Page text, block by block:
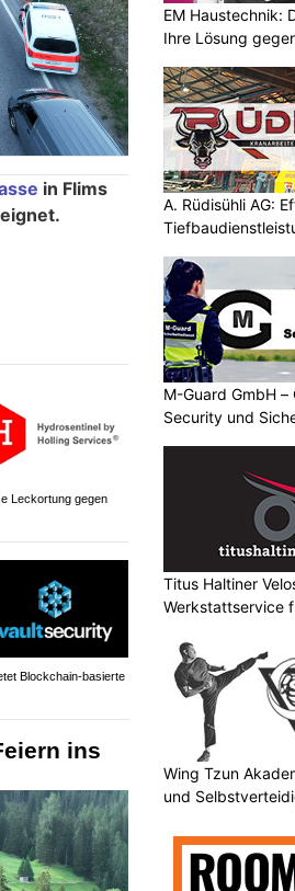
in Flims
Leckortung gegen
Blockchain-basierte
ins
EM Haustechnik:
Ihre Lösung
A. Rüdisühli AG:
M-Guard GmbH
Security und
Titus Haltiner
Werkstattservice
Wing Tzun
und